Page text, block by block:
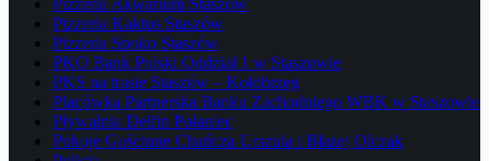
Pizzeria Akwarium Staszów
Pizzeria Kaktus Staszów
Pizzeria Spoko Staszów
PKO Bank Polski Oddział 1 w Staszowie
PKS na trasie Staszów – Kołobrzeg
Placówka Partnerska Banku Zachodniego WBK w Staszowie
Pływalnia Delfin Połaniec
Pokoje Gościnne Chańcza Urszula i Błażej Olczak